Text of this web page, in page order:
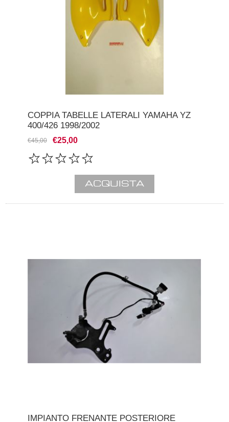
COPPIA TABELLE LATERALI YAMAHA YZ
400/426 1998/2002
€45,00 €25,00
IMPIANTO FRENANTE POSTERIORE